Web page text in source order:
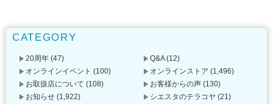
CATEGORY
20周年 (47) Q&A(12)
オンラインイベント (100) オンラインストア (1,496)
お取扱店について (108) お客様からの声 (130)
お知らせ (1,922) シエスタのテラコヤ (21)